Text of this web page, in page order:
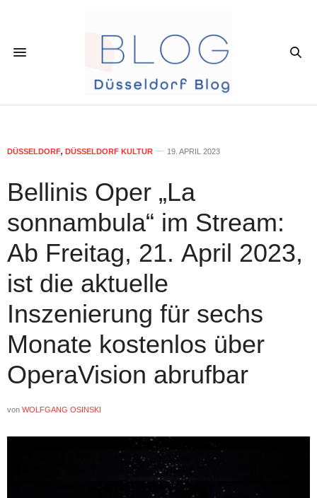
DÜSSELDORF, DÜSSELDORF KULTUR 19. APRIL 2023
Bellinis Oper „La
sonnambula“ im Stream:
Ab Freitag, 21. April 2023,
ist die aktuelle
Inszenierung für sechs
Monate kostenlos über
OperaVision abrufbar
von WOLFGANG OSINSKI